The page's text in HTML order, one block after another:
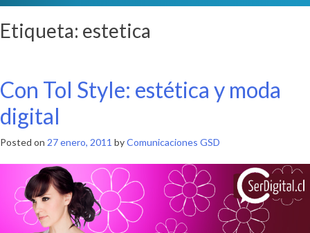
Etiqueta: estetica
Con Tol Style: estética y moda
digital
Posted on 27 enero, 2011 byComunicaciones GSD